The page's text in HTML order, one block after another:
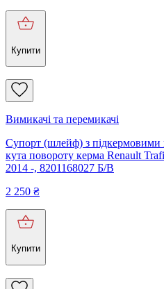
Купити
Вимикачі та перемикачі
Супорт (шлейф) з підкермовими
кута повороту керма Renault
2014 -, 8201168027 Б/В
2 250 ₴
Купити